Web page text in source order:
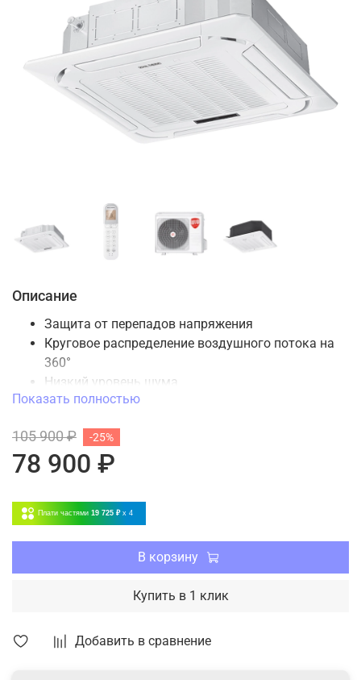
Добавить в сравнение
Описание
Защита от перепадов напряжения
Круговое распределение воздушного потока на
360°
Низкий уровень шума
Ночной режим
Режим размораживания внешнего блока
Пульт ДУ в комплекте
Четыре режима работы: охлаждение, обогрев,
осушение, вентиляция
4 скорости вентилятора
Функция интенсивного охлаждения
Показать полностью
105 900 ₽
78 900 ₽
-25%
Плати частями 19 725 ₽ x 4
В корзину
Купить в 1 клик